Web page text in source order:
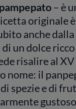
pampepato– è
originale
anche
un dolce
risalire al
nome: il
spezie e di